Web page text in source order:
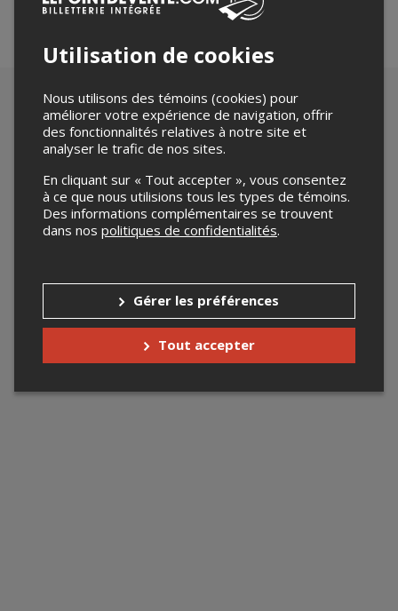
Utilisation de cookies
Nous utilisons des témoins (cookies) pour
améliorer votre expérience de navigation, offrir
des fonctionnalités relatives à notre site et
analyser le trafic de nos sites.
En cliquant sur « Tout accepter », vous consentez
à ce que nous utilisions tous les types de témoins.
Des informations complémentaires se trouvent
dans nos politiques de confidentialités.
Gérer les préférences
Tout accepter